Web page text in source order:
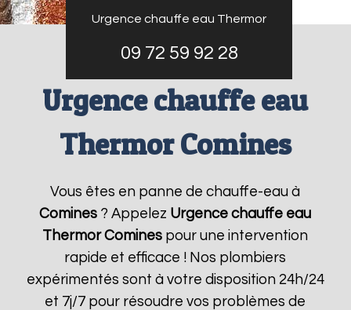
Urgence chauffe eau Thermor
09 72 59 92 28
Urgence chauffe eau
Thermor Comines
Vous êtes en panne de chauffe-eau à
Comines ? Appelez Urgence chauffe eau
Thermor Comines pour une intervention
rapide et efficace ! Nos plombiers
expérimentés sont à votre disposition 24h/24
et 7j/7 pour résoudre vos problèmes de